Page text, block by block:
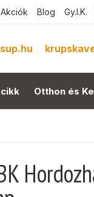
Akciók Blog Gy.I.K.
Otthon és